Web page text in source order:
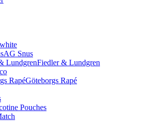
AG Snus
Fiedler & Lundgren
Göteborgs Rapé
Pouches